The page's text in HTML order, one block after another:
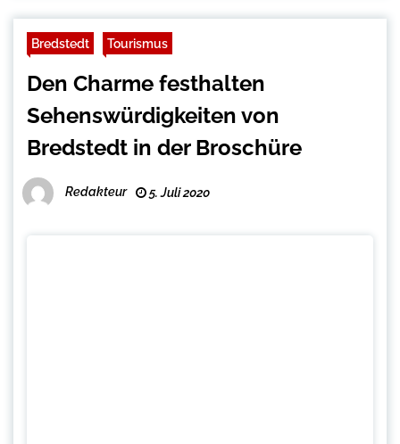
Bredstedt Tourismus
Den Charme festhalten 
Sehenswürdigkeiten von
Bredstedt in der Broschüre
Redakteur 5. Juli 2020